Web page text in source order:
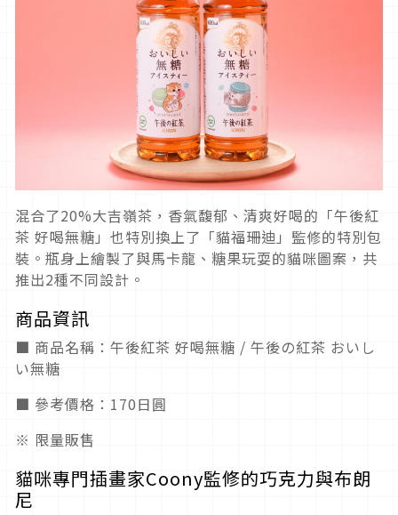
混合了20%大吉嶺茶，香氣馥郁、清爽好喝的「午後紅
茶 好喝無糖」也特別換上了「貓福珊迪」監修的特別包
裝。瓶身上繪製了與馬卡龍、糖果玩耍的貓咪圖案，共
推出2種不同設計。
商品資訊
■ 商品名稱：午後紅茶 好喝無糖 / 午後の紅茶 おいし
い無糖
■ 參考價格：170日圓
※ 限量販售
貓咪專門插畫家Coony監修的巧克力與布朗
尼